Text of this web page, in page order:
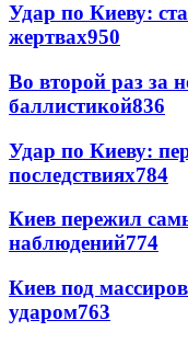
Удар по Киеву:
жертвах950
Во второй раз за
баллистикой836
Удар по Киеву:
последствиях784
Киев пережил
наблюдений774
Киев под
ударом763